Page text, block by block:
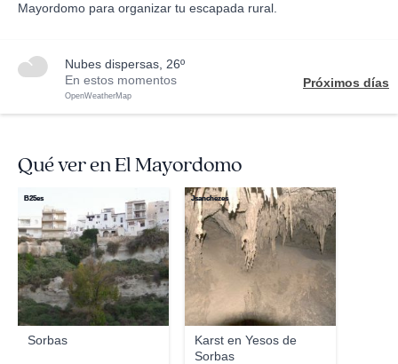
Mayordomo para organizar tu escapada rural.
nubes dispersas, 26º
En estos momentos
OpenWeatherMap
Próximos días
Qué ver en El Mayordomo
Sorbas
B25es
Karst en Yesos de
Sorbas
Jsanchezes